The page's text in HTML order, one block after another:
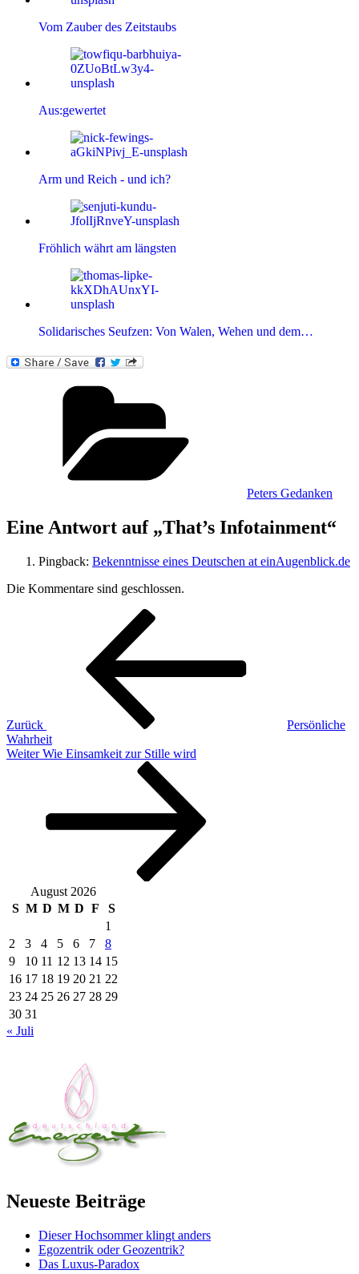
Vom Zauber des Zeitstaubs
Aus:gewertet
Arm und Reich - und ich?
Fröhlich währt am längsten
Solidarisches Seufzen: Von Walen, Wehen und dem…
Peters Gedanken
Eine Antwort auf „That’s Infotainment“
Pingback: Bekenntnisse eines Deutschen at einAugenblick.de
Die Kommentare sind geschlossen.
Beitragsnavigation
Zurück
Persönliche
Wahrheit
Nächster
Weiter Wie Einsamkeit zur Stille wird
August 2026
S M D M D F
S
1
2
3 4 5 6 7
8
9
10 11 12 13 14 15
16 17 18 19 20 21 22
23 24 25 26 27 28 29
30 31
« Juli
Neueste Beiträge
Dieser Hochsommer klingt anders
Egozentrik oder Geozentrik?
Das Luxus-Paradox